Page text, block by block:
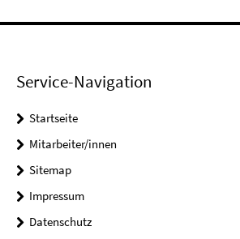
Service-Navigation
Startseite
Mitarbeiter/innen
Sitemap
Impressum
Datenschutz